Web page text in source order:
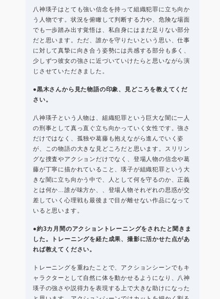
八神瑛子はとても強い信念を持って組織犯罪に立ち向か
う人物です。状況を俯瞰して判断する力や、危険な場面
でも一歩踏み出す覚悟は、私自身にはまだ足りない部分
だと思います。ただ、誰かを守りたいという思い、仕事
に対して真摯に向き合う姿勢には共感する部分も多く、
少しずつ彼女の強さに近づいていけたらと思いながら演
じさせていただきました。
●黒木さんから見た物語の印象、見どころを教えてくだ
さい。
八神瑛子という人物は、組織犯罪という巨大な闇に一人
の刑事として真っ直ぐ立ち向かっていく女性です。強さ
だけではなく、孤独や葛藤も抱えながら進んでいく姿
が、この物語の大きな見どころだと思います。スリリン
グな捜査やアクションだけでなく、登場人物の信念や葛
藤が丁寧に描かれていること、瑛子が組織犯罪という大
きな闇に立ち向かう中で、人として何を守るのか、正義
とは何か…誰が味方か、、登場人物それぞれの思惑が交
差していく心理戦も最後まで目が離せない作品になって
いると思います。
●約3カ月間のアクショントレーニングをされたと聞きま
した。トレーニングを経た成果、撮影に活かせた点があ
れば教えてください。
トレーニングを重ねたことで、アクションシーンでもキ
ャラクターとして自然に体を動かせるようになり、八神
瑛子の強さや説得力を表現する上で大きな助けになった